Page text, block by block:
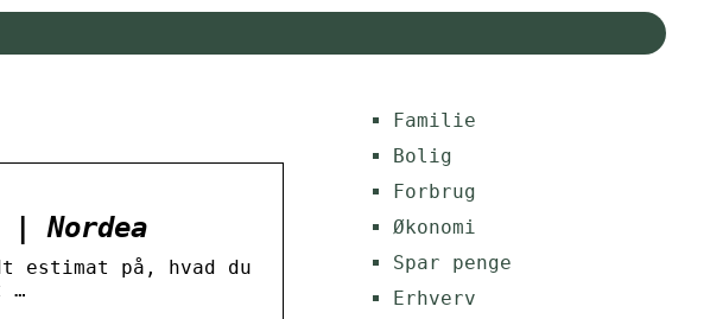
| Nordea
estimat på, hvad du
…
Familie
Bolig
Forbrug
Økonomi
Spar penge
Erhverv